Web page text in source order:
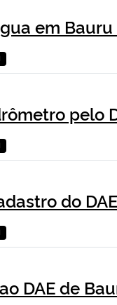
em
pelo
do
DAE de